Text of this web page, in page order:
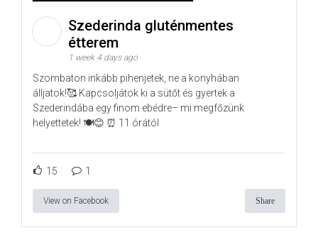
Szederinda gluténmentes
étterem
1 week 4 days ago
Szombaton inkább pihenjetek, ne a konyhában
álljatok!🥰 Kapcsoljátok ki a sütőt és gyertek a
Szederindába egy finom ebédre– mi megfőzünk
helyettetek! 🍽️😊 ⏰ 11 órától
15 1
View on Facebook Share